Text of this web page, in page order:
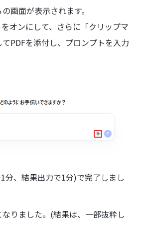
画面が表示されます。
をオンにして、さらに「クリップマ
PDFを添付し、プロンプトを入力
分、結果出力で1分)で完了しまし
りました。(結果は、一部抜粋し